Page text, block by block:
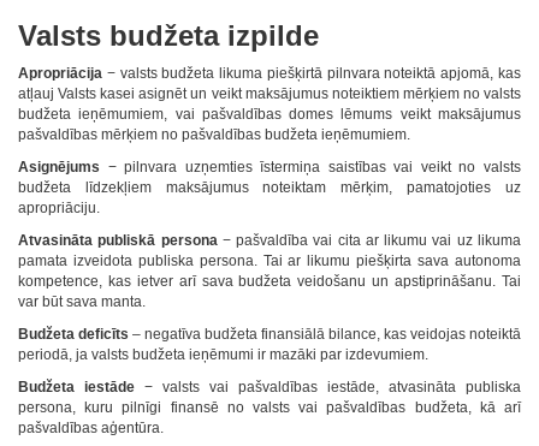
Valsts budžeta izpilde
Apropriācija − valsts budžeta likuma piešķirtā pilnvara noteiktā apjomā, kas
atļauj Valsts kasei asignēt un veikt maksājumus noteiktiem mērķiem no valsts
budžeta ieņēmumiem, vai pašvaldības domes lēmums veikt maksājumus
pašvaldības mērķiem no pašvaldības budžeta ieņēmumiem.
Asignējums − pilnvara uzņemties īstermiņa saistības vai veikt no valsts
budžeta līdzekļiem maksājumus noteiktam mērķim, pamatojoties uz
apropriāciju.
Atvasināta publiskā persona − pašvaldība vai cita ar likumu vai uz likuma
pamata izveidota publiska persona. Tai ar likumu piešķirta sava autonoma
kompetence, kas ietver arī sava budžeta veidošanu un apstiprināšanu. Tai
var būt sava manta.
Budžeta deficīts – negatīva budžeta finansiālā bilance, kas veidojas noteiktā
periodā, ja valsts budžeta ieņēmumi ir mazāki par izdevumiem.
Budžeta iestāde − valsts vai pašvaldības iestāde, atvasināta publiska
persona, kuru pilnīgi finansē no valsts vai pašvaldības budžeta, kā arī
pašvaldības aģentūra.